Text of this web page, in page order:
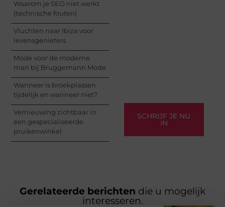
Waarom je SEO niet werkt
(technische fouten)
Vluchten naar Ibiza voor
levensgenieters
Mode voor de moderne
man bij Bruggemann Mode
Wanneer is broekplassen
tijdelijk en wanneer niet?
Vernieuwing zichtbaar in
een gespecialiseerde
pruikenwinkel
SCHRIJF JE NU
IN
Gerelateerde berichten die u mogelijk
interesseren.